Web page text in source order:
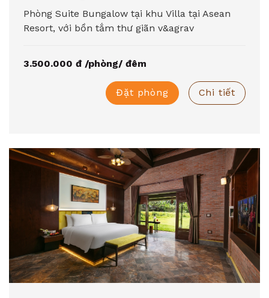
Phòng Suite Bungalow tại khu Villa tại Asean
Resort, với bồn tắm thư giãn v&agrav
3.500.000 đ /phòng/ đêm
Đặt phòng Chi tiết